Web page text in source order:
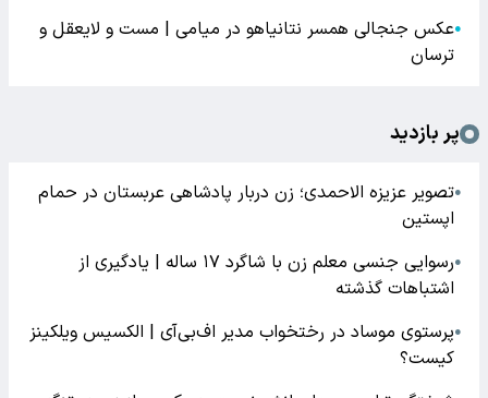
●عکس جنجالی همسر نتانیاهو در میامی | مست و لایعقل و
ترسان
پر بازدید
●تصویر عزیزه الاحمدی؛ زن دربار پادشاهی عربستان در حمام
اپستین
●
رسوایی جنسی معلم زن با شاگرد ۱۷ ساله | یادگیری از
اشتباهات گذشته
●پرستوی موساد در رختخواب مدیر اف‌بی‌آی | الکسیس ویلکینز
کیست؟